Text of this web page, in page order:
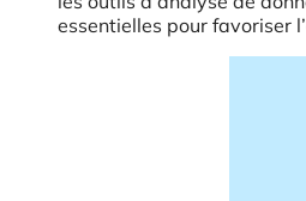
essentielles pour favoriser